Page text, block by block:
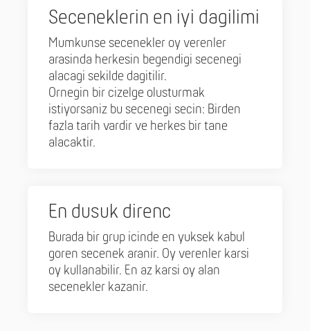
Seceneklerin en iyi dagilimi
Mumkunse secenekler oy verenler
arasinda herkesin begendigi secenegi
alacagi sekilde dagitilir.
Ornegin bir cizelge olusturmak
istiyorsaniz bu secenegi secin: Birden
fazla tarih vardir ve herkes bir tane
alacaktir.
En dusuk direnc
Burada bir grup icinde en yuksek kabul
goren secenek aranir. Oy verenler karsi
oy kullanabilir. En az karsi oy alan
secenekler kazanir.